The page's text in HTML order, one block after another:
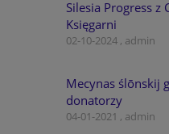
Silesia Progress z
Księgarni
02-10-2024 , admin
Mecynas ślōnskij
donatorzy
04-01-2021 , admin